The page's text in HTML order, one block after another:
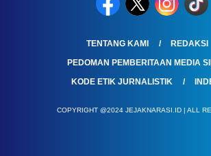
TENTANG KAMI
REDAKSI
PEDOMAN PEMBERITAAN MEDIA
KODE ETIK JURNALISTIK
COPYRIGHT @2024 JEJAKNARASI.ID | ALL